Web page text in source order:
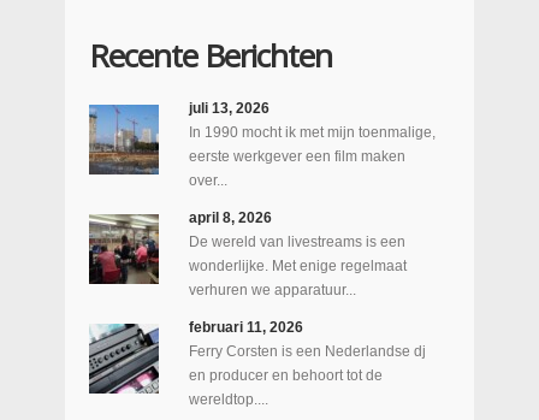
Recente Berichten
juli 13, 2026
In 1990 mocht ik met mijn toenmalige,
eerste werkgever een film maken
over...
april 8, 2026
De wereld van livestreams is een
wonderlijke. Met enige regelmaat
verhuren we apparatuur...
februari 11, 2026
Ferry Corsten is een Nederlandse dj
en producer en behoort tot de
wereldtop....